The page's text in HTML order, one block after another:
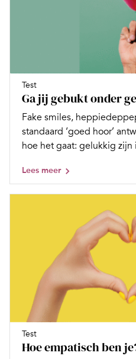
Test
Ga jij gebukt onder
Fake smiles,
standaard ‘goed hoor’
hoe het gaat: gelukkig zijn
Lees meer
Test
Hoe empatisch ben